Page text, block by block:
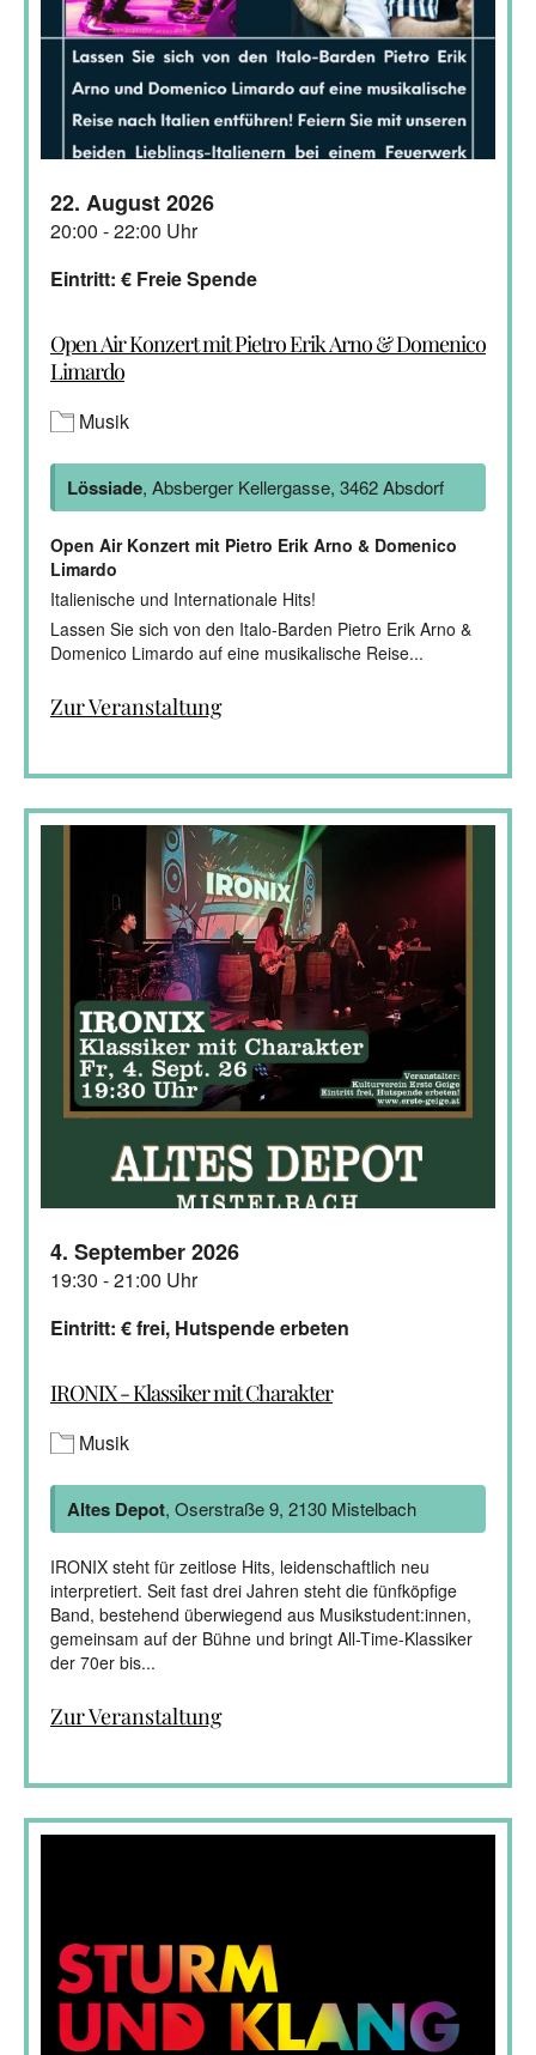
22. August 2026
20:00 - 22:00 Uhr
Eintritt: € Freie Spende
Open Air Konzert mit Pietro Erik Arno & Domenico
Limardo
Musik
Lössiade, Absberger Kellergasse, 3462 Absdorf
Open Air Konzert mit Pietro Erik Arno & Domenico
Limardo
Italienische und Internationale Hits!
Lassen Sie sich von den Italo-Barden Pietro Erik Arno &
Domenico Limardo auf eine musikalische Reise...
Zur Veranstaltung
4. September 2026
19:30 - 21:00 Uhr
Eintritt: € frei, Hutspende erbeten
IRONIX - Klassiker mit Charakter
Musik
Altes Depot, Oserstraße 9, 2130 Mistelbach
IRONIX steht für zeitlose Hits, leidenschaftlich neu
interpretiert. Seit fast drei Jahren steht die fünfköpfige
Band, bestehend überwiegend aus Musikstudent:innen,
gemeinsam auf der Bühne und bringt All-Time-Klassiker
der 70er bis...
Zur Veranstaltung